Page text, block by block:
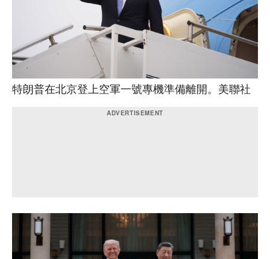
特朗普在北京登上空軍一號專機準備離開。美聯社